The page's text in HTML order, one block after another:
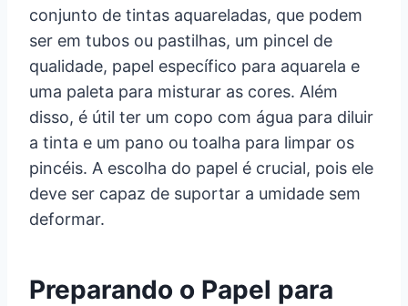
conjunto de tintas aquareladas, que podem
ser em tubos ou pastilhas, um pincel de
qualidade, papel específico para aquarela e
uma paleta para misturar as cores. Além
disso, é útil ter um copo com água para diluir
a tinta e um pano ou toalha para limpar os
pincéis. A escolha do papel é crucial, pois ele
deve ser capaz de suportar a umidade sem
deformar.
Preparando o Papel para